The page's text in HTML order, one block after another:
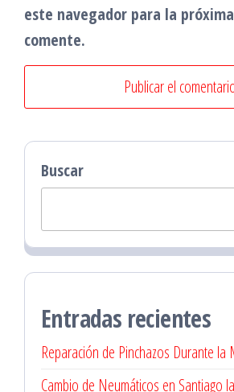
este navegador para la
comente.
Buscar
Entradas recientes
Reparación de Pinchazos Durante la
Cambio de Neumáticos en Santiago